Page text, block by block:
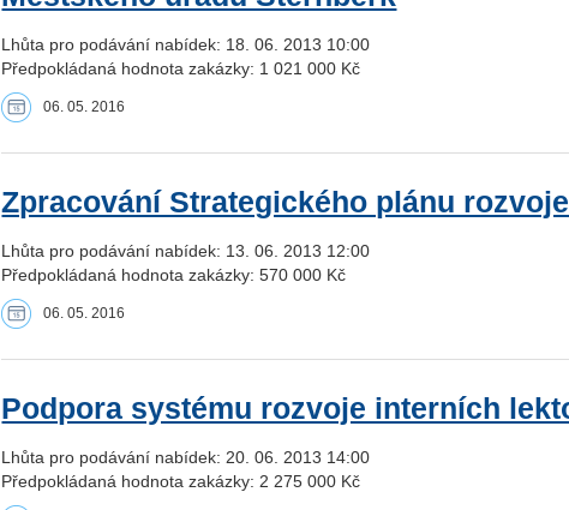
Lhůta pro podávání nabídek: 18. 06. 2013 10:00
Předpokládaná hodnota zakázky: 1 021 000 Kč
06. 05. 2016
Zpracování Strategického plánu
Lhůta pro podávání nabídek: 13. 06. 2013 12:00
Předpokládaná hodnota zakázky: 570 000 Kč
06. 05. 2016
Podpora systému rozvoje interních
Lhůta pro podávání nabídek: 20. 06. 2013 14:00
Předpokládaná hodnota zakázky: 2 275 000 Kč